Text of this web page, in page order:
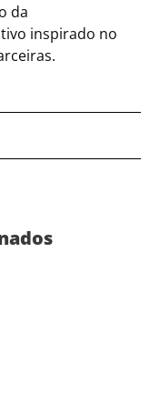
da
inspirado no